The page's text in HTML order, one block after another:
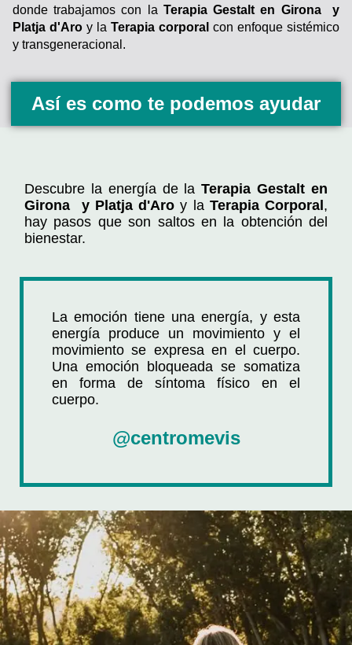
donde trabajamos con la Terapia Gestalt en Girona y
Platja d'Aro y la Terapia corporal con enfoque sistémico
y transgeneracional.
Así es como te podemos ayudar
Descubre la energía de laTerapia Gestalt en
Girona y Platja d'Aro y la Terapia Corporal,
hay pasos que son saltos en la obtención del
bienestar.
La emoción tiene una energía, y esta
energía produce un movimiento y el
movimiento se expresa en el cuerpo.
Una emoción bloqueada se somatiza
en forma de síntoma físico en el
cuerpo.
@centromevis